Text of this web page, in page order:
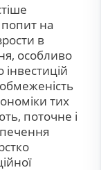
на
в
особливо
тих
поточне і